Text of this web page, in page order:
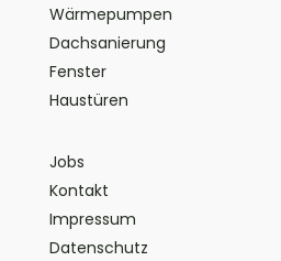
Wärmepumpen
Dachsanierung
Fenster
Haustüren
Jobs
Kontakt
Impressum
Datenschutz